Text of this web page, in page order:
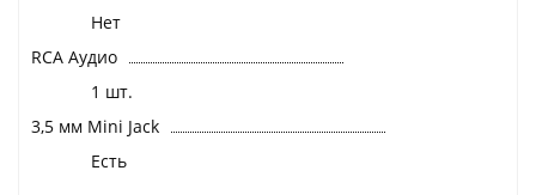
Нет
RCA Аудио
1 шт.
3,5 мм Mini Jack
Есть